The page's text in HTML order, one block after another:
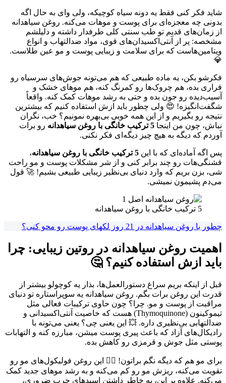
شاید فکر کنی فقط یه دونه سیاه کوچیکه، ولی وای به حال اگه
بدونی چه معجزه‌ای برای پوست و موهات می‌کنه. روغن سیاهدانه
از زمان‌های قدیم تو طب سنتی کلی طرفدار داشته و دلیلشم
مشخصه: پر از آنتی‌اکسیدان‌های قوی، مواد ضدالتهاب و انواع
ویتامین‌هاست که برای سلامت و زیبایی پوست و مو عین طلاست.
💎
فکرشو بکن، یه ماده طبیعی که هم می‌تونه جوش‌های سرسیاه رو
فراری بده، هم چروک‌ها رو کمرنگ کنه، هم موهای خشک و
آسیب‌دیده رو جون بده و حتی به رشد موهات کمک کنه. واقعاً
شگفت‌انگیزه! 😍 ولی چطور باید ازش استفاده کنیم که بیشترین
نتیجه رو بگیریم و از این همه خوبی بی‌بهره نمونیم؟ خب، نگران
نباش، چون من اینجا 5 ترکیب خانگی با روغن سیاهدانه
رو برات
آوردم که دیگه به هیچ چیز دیگه‌ای فکر نکنی.
پس اگه آماده‌ای که با این 5 ترکیب خانگی با روغن سیاهدانه
،
قشنگی‌هات رو چند برابر کنی و از شر مشکلات پوست و مو راحت
شی، بزن بریم که وارد دنیای بی‌نظیر زیبایی طبیعی بشیم! 🚀 قول
می‌دم پشیمون نمیشی.
5 ترکیب خانگی با روغن سیاهدانه
چطور با روغن سیاهدانه در 21 روز لکهای پوست رو محو کنی؟
اهمیت روغن سیاهدانه در روتین زیبایی: چرا
باید ازش استفاده کنیم؟ 🤔
قبل از اینکه بریم سراغ دستورالعمل‌ها، بذار یه کوچولو بیشتر از
قدرت این روغن برات بگم. روغن سیاهدانه یه سوپراستاره تو دنیای
مراقبت از پوست و مو. چرا؟ چون حاوی ترکیبات فعالی مثل
تیموکینون (Thymoquinone) هست که خاصیت آنتی‌اکسیدانی و
ضدالتهابی بی‌نظیری داره. 💥 این یعنی چی؟ یعنی می‌تونه با
رادیکال‌های آزاد که باعث پیری پوست میشن، مبارزه کنه و التهابات
پوستی مثل جوش و قرمزی رو کاهش بده.
برای مو هم که دیگه نگم براتون! 💇‍♀️ این روغن فولیکول‌های مو رو
تقویت می‌کنه، ریزش مو رو کم می‌کنه و به رشد موهای جدید کمک
می‌کنه. علاوه بر این، به خاطر داشتن اسیدهای چرب ضروری،